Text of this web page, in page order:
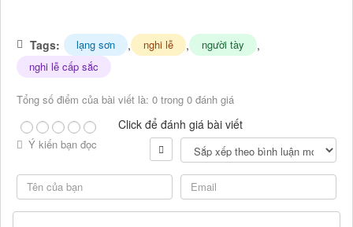
Tags: lạng sơn , nghi lễ , người tày ,
nghi lễ cấp sắc
Tổng số điểm của bài viết là: 0 trong 0 đánh giá
Click để đánh giá bài viết
Ý kiến bạn đọc